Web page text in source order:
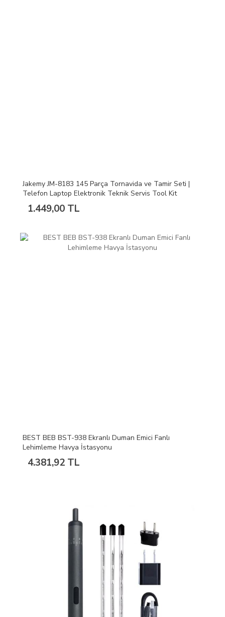
Jakemy JM-8183 145 Parça Tornavida ve Tamir Seti |
Telefon Laptop Elektronik Teknik Servis Tool Kit
1.449,00 TL
BEST BEB BST-938 Ekranlı Duman Emici Fanlı
Lehimleme Havya İstasyonu
4.381,92 TL